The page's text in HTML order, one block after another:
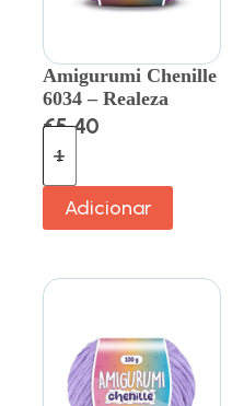
Amigurumi Chenille
6034 – Realeza
€5.40
Adicionar